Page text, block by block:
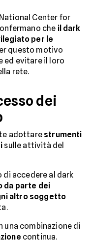
Center for
che il dark
per le
questo motivo
ed evitare il loro
rete.
dei
adottare strumenti
sulle attività del
di accedere al dark
da parte dei
altro soggetto
una combinazione di
continua.